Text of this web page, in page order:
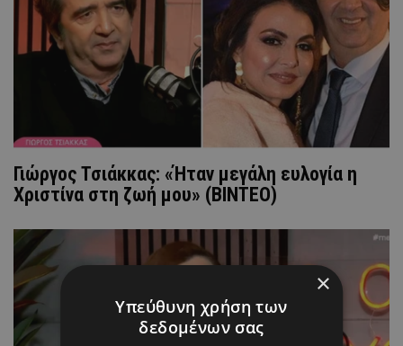
Γιώργος Τσιάκκας: «Ήταν μεγάλη ευλογία η
Χριστίνα στη ζωή μου» (ΒΙΝΤΕΟ)
×
Υπεύθυνη χρήση των
δεδομένων σας